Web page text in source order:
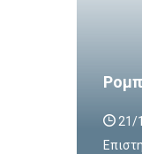
21/